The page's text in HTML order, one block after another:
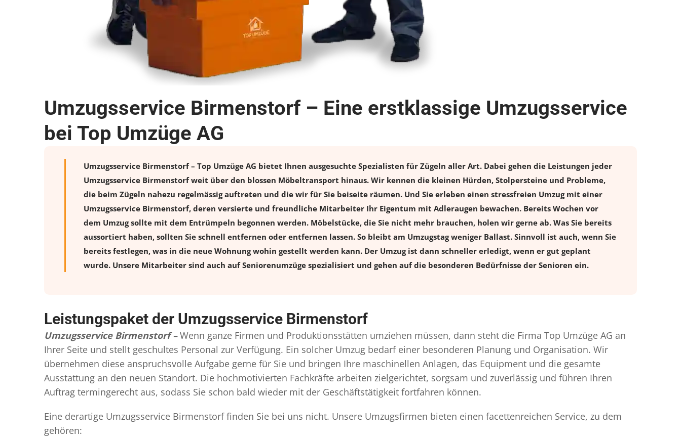
Umzugsservice Birmenstorf – Eine erstklassige Umzugsservice
bei Top Umzüge AG
Umzugsservice Birmenstorf – Top Umzüge AG bietet Ihnen ausgesuchte Spezialisten für Zügeln aller Art. Dabei gehen die Leistungen jeder
Umzugsservice Birmenstorf weit über den blossen Möbeltransport hinaus. Wir kennen die kleinen Hürden, Stolpersteine und Probleme,
die beim Zügeln nahezu regelmässig auftreten und die wir für Sie beiseite räumen. Und Sie erleben einen stressfreien Umzugmit einer
Umzugsservice Birmenstorf, deren versierte und freundliche Mitarbeiter Ihr Eigentum mit Adleraugen bewachen. Bereits Wochen vor
dem Umzug sollte mit dem Entrümpeln begonnen werden. Möbelstücke, die Sie nicht mehr brauchen, holen wir gerne ab. Was Sie bereits
aussortiert haben, sollten Sie schnell entfernen oder entfernen lassen. So bleibt am Umzugstag weniger Ballast. Sinnvoll ist auch, wenn Sie
bereits festlegen, was in die neue Wohnung wohin gestellt werden kann. Der Umzug ist dann schneller erledigt, wenn er gut geplant
wurde. Unsere Mitarbeiter sind auch auf Seniorenumzüge spezialisiert und gehen auf die besonderen Bedürfnisse der Senioren ein.
Leistungspaket der Umzugsservice Birmenstorf
Umzugsservice Birmenstorf – Wenn ganze Firmen und Produktionsstätten umziehen müssen, dann steht die Firma Top Umzüge AG an
Ihrer Seite und stellt geschultes Personal zur Verfügung. Ein solcher Umzug bedarf einer besonderen Planung und Organisation. Wir
übernehmen diese anspruchsvolle Aufgabe gerne für Sie und bringen Ihre maschinellen Anlagen, das Equipment und die gesamte
Ausstattung an den neuen Standort. Die hochmotivierten Fachkräfte arbeiten zielgerichtet, sorgsam und zuverlässig und führen Ihren
Auftrag termingerecht aus, sodass Sie schon bald wieder mit der Geschäftstätigkeit fortfahren können.
Eine derartige Umzugsservice Birmenstorf finden Sie bei uns nicht. Unsere Umzugsfirmen bieten einen facettenreichen Service, zu dem
gehören: